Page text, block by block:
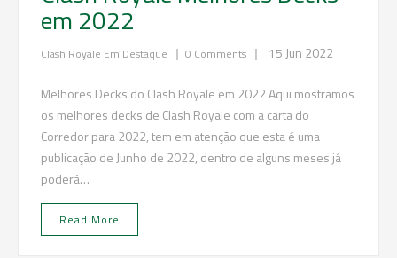
em 2022
Clash Royale Em Destaque | 0 Comments | 15 Jun 2022
Melhores Decks do Clash Royale em 2022 Aqui mostramos
os melhores decks de Clash Royale com a carta do
Corredor para 2022, tem em atenção que esta é uma
publicação de Junho de 2022, dentro de alguns meses já
poderá…
Read More